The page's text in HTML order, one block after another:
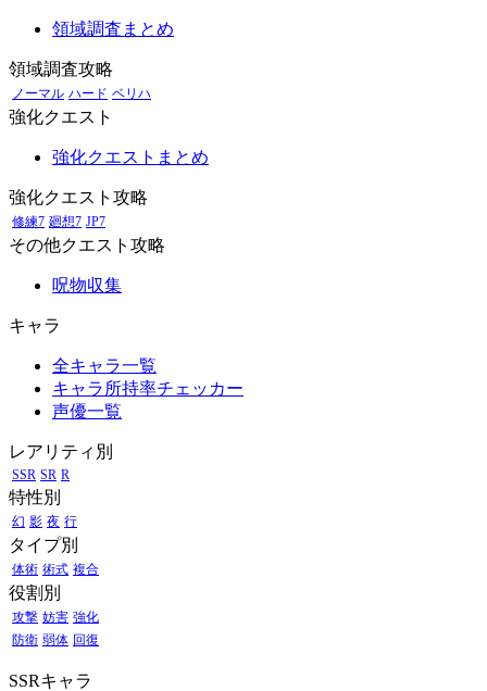
領域調査まとめ
領域調査攻略
ノーマル ハード ベリハ
強化クエスト
強化クエストまとめ
強化クエスト攻略
修練7 廻想7 JP7
その他クエスト攻略
呪物収集
キャラ
全キャラ一覧
キャラ所持率チェッカー
声優一覧
レアリティ別
SSR SR R
特性別
幻 影 夜 行
タイプ別
体術 術式 複合
役割別
攻撃 妨害 強化
防衛 弱体 回復
SSRキャラ